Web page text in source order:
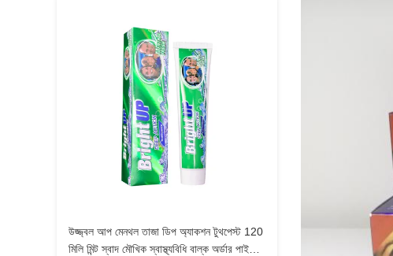
উজ্জ্বল আপ মেনথল তাজা ডিপ অ্যাকশন টুথপেস্ট 120
মিলি মিন্ট স্বাদ মৌখিক স্বাস্থ্যবিধি বাল্ক অর্ডার পাইকারি